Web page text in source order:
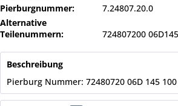
Pierburgnummer:
7.24807.20.0
Alternative
Teilenummern:
724807200
Beschreibung
Pierburg Nummer: 72480720 06D 145 100